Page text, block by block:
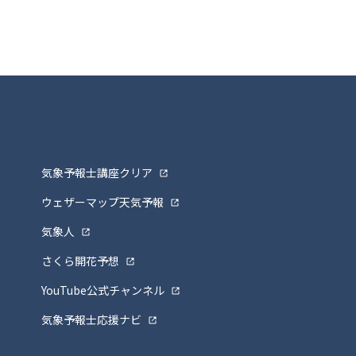
気象予報士講座クリア
ウェザーマップ天気予報
気象人
さくら開花予想
YouTube公式チャンネル
気象予報士応援ナビ